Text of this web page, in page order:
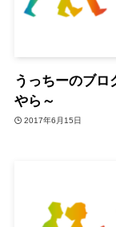
うっちーのブ
やら～
2017年6月15日